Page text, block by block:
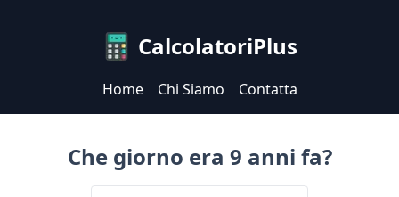
CalcolatoriPlus
Home Chi Siamo Contatta
Che giorno era 9 anni fa?